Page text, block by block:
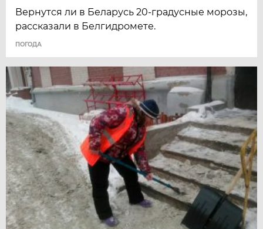
Вернутся ли в Беларусь 20-градусные морозы,
рассказали в Белгидромете.
ПОГОДА